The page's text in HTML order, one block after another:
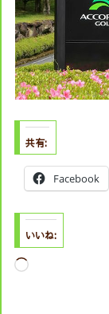
共有:
Facebook
いいね:
読